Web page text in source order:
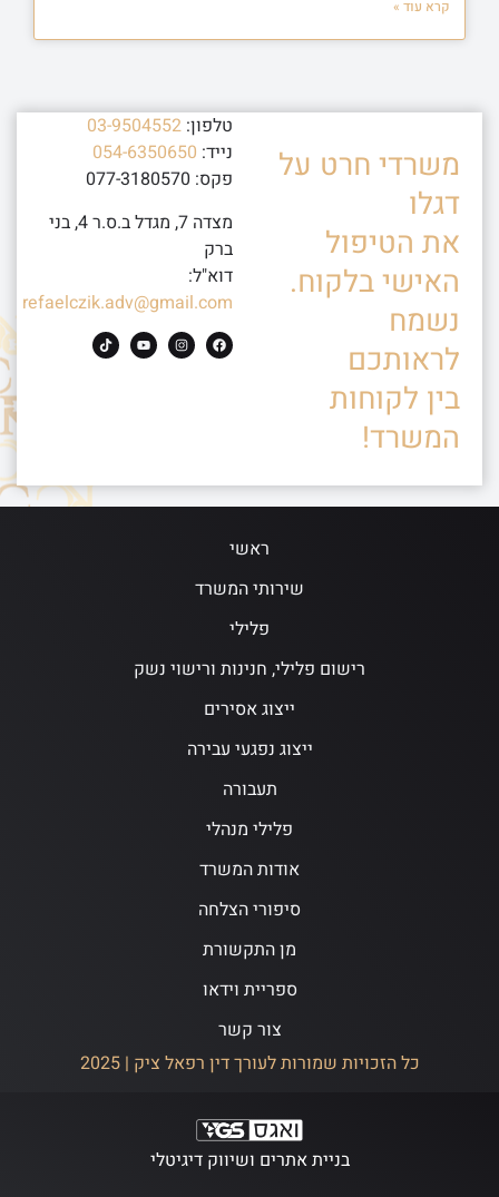
קרא עוד »
משרדי חרט על
דגלו
את הטיפול
האישי בלקוח.
נשמח
לראותכם
בין לקוחות
המשרד!
טלפון: 03-9504552
נייד: 054-6350650
פקס: 077-3180570
מצדה 7, מגדל ב.ס.ר 4, בני
ברק
דוא"ל:
refaelczik.adv@gmail.com
ראשי
שירותי המשרד
פלילי
רישום פלילי, חנינות ורישוי נשק
ייצוג אסירים
ייצוג נפגעי עבירה
תעבורה
פלילי מנהלי
אודות המשרד
סיפורי הצלחה
מן התקשורת
ספריית וידאו
צור קשר
כל הזכויות שמורות לעורך דין רפאל ציק | 2025
בניית אתרים ושיווק דיגיטלי